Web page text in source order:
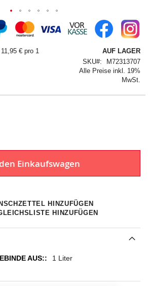
€ pro 1
AUF LAGER
SKU
M72313707
Alle Preise inkl. 19%
MwSt.
Einkaufswagen
HINZUFÜGEN
HINZUFÜGEN
1 Liter